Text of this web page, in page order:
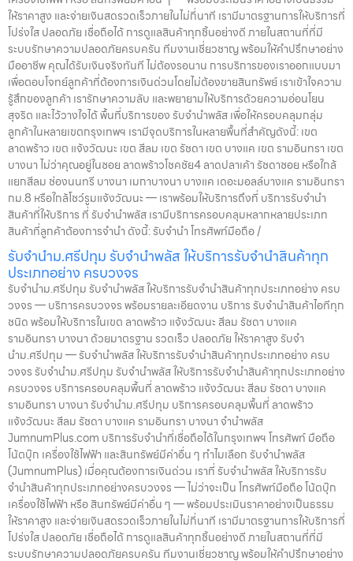
ให้ราคาสูง และจ่ายเงินสดรวดเร็วภายในไม่กี่นาที เรามีมาตรฐานการให้บริการที่
โปร่งใส ปลอดภัย เชื่อถือได้ การดูแลสินค้าทุกชิ้นอย่างดี ภายในสถานที่ที่มี
ระบบรักษาความปลอดภัยครบครัน ทีมงานเชี่ยวชาญ พร้อมให้คำปรึกษาอย่าง
มืออาชีพ คุณได้รับเงินจริงทันที ไม่ต้องรอนาน การบริการของเราออกแบบมา
เพื่อตอบโจทย์ลูกค้าที่ต้องการเงินด่วนโดยไม่ต้องขายสินทรัพย์ เราเข้าใจความ
รู้สึกของลูกค้า เรารักษาความลับ และพยายามให้บริการด้วยความอ่อนโยน
สุจริต และไว้วางใจได้ พื้นที่บริการของ รับจำนำพลัส เพื่อให้ครอบคลุมกลุ่ม
ลูกค้าในหลายเขตกรุงเทพฯ เรามีจุดบริการในหลายพื้นที่สำคัญดังนี้: เขต
ลาดพร้าว เขต แจ้งวัฒนะ เขต สีลม เขต รัชดา เขต บางแค เขต รามอินทรา เขต
บางนา ไม่ว่าคุณอยู่ในซอย ลาดพร้าวโชคชัย4 ลาดปลาเค้า รัชดาซอย หรือใกล้
แยกสีลม ช่องนนทรี บางนา เมกาบางนา บางแค เดอะมอลล์บางแค รามอินทรา
กม.8 หรือใกล้โชว์รูมแจ้งวัฒนะ — เราพร้อมให้บริการถึงที่ บริการรับจำนำ
สินค้าที่ให้บริการ ที่ รับจำนำพลัส เรามีบริการครอบคลุมหลากหลายประเภท
สินค้าที่ลูกค้าต้องการจำนำ ดังนี้: รับจำนำ โทรศัพท์มือถือ /
รับจำนำม.ศรีปทุม รับจำนำพลัส ให้บริการรับจำนำสินค้าทุก
ประเภทอย่าง ครบวงจร
รับจำนำม.ศรีปทุม รับจำนำพลัส ให้บริการรับจำนำสินค้าทุกประเภทอย่าง ครบ
วงจร — บริการครบวงจร พร้อมรายละเอียดงาน บริการ รับจำนำสินค้าไอทีทุก
ชนิด พร้อมให้บริการในเขต ลาดพร้าว แจ้งวัฒนะ สีลม รัชดา บางแค
รามอินทรา บางนา ด้วยมาตรฐาน รวดเร็ว ปลอดภัย ให้ราคาสูง รับจำ
นำม.ศรีปทุม — รับจำนำพลัส ให้บริการรับจำนำสินค้าทุกประเภทอย่าง ครบ
วงจร รับจำนำม.ศรีปทุม รับจำนำพลัส ให้บริการรับจำนำสินค้าทุกประเภทอย่าง
ครบวงจร บริการครอบคลุมพื้นที่ ลาดพร้าว แจ้งวัฒนะ สีลม รัชดา บางแค
รามอินทรา บางนา รับจำนำม.ศรีปทุม บริการครอบคลุมพื้นที่ ลาดพร้าว
แจ้งวัฒนะ สีลม รัชดา บางแค รามอินทรา บางนา จำนำพลัส
JumnumPlus.com บริการรับจำนำที่เชื่อถือได้ในกรุงเทพฯ โทรศัพท์ มือถือ
โน้ตบุ๊ก เครื่องใช้ไฟฟ้า และสินทรัพย์มีค่าอื่น ๆ ทำไมเลือก รับจำนำพลัส
(JumnumPlus) เมื่อคุณต้องการเงินด่วน เราที่ รับจำนำพลัส ให้บริการรับ
จำนำสินค้าทุกประเภทอย่างครบวงจร — ไม่ว่าจะเป็น โทรศัพท์มือถือ โน้ตบุ๊ก
เครื่องใช้ไฟฟ้า หรือ สินทรัพย์มีค่าอื่น ๆ — พร้อมประเมินราคาอย่างเป็นธรรม
ให้ราคาสูง และจ่ายเงินสดรวดเร็วภายในไม่กี่นาที เรามีมาตรฐานการให้บริการที่
โปร่งใส ปลอดภัย เชื่อถือได้ การดูแลสินค้าทุกชิ้นอย่างดี ภายในสถานที่ที่มี
ระบบรักษาความปลอดภัยครบครัน ทีมงานเชี่ยวชาญ พร้อมให้คำปรึกษาอย่าง